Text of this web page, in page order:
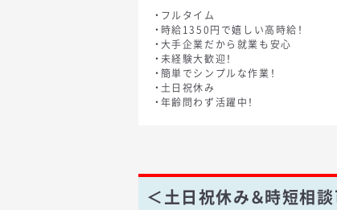
・フルタイム
・時給1350円で嬉しい高時給！
・大手企業だから就業も安心
・未経験大歓迎！
・簡単でシンプルな作業！
・土日祝休み
・年齢問わず活躍中！
＜土日祝休み＆時短相